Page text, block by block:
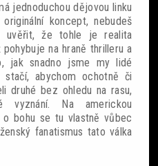
jednoduchou dějovou linku
koncept, nebudeš
uvěřit, že tohle je realita
na hraně thrilleru a
jak snadno jsme my lidé
abychom ochotně či
druhé bez ohledu na rasu,
vyznání. Na americkou
bohu se tu vlastně vůbec
fanatismus tato válka